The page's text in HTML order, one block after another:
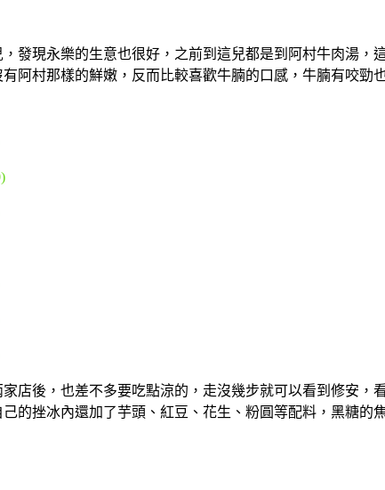
發現永樂的生意也很好，之前到這兒都是到阿村牛肉湯
阿村那樣的鮮嫩，反而比較喜歡牛腩的口感，牛腩有咬
店後，也差不多要吃點涼的，走沒幾步就可以看到修安
的挫冰內還加了芋頭、紅豆、花生、粉圓等配料，黑糖